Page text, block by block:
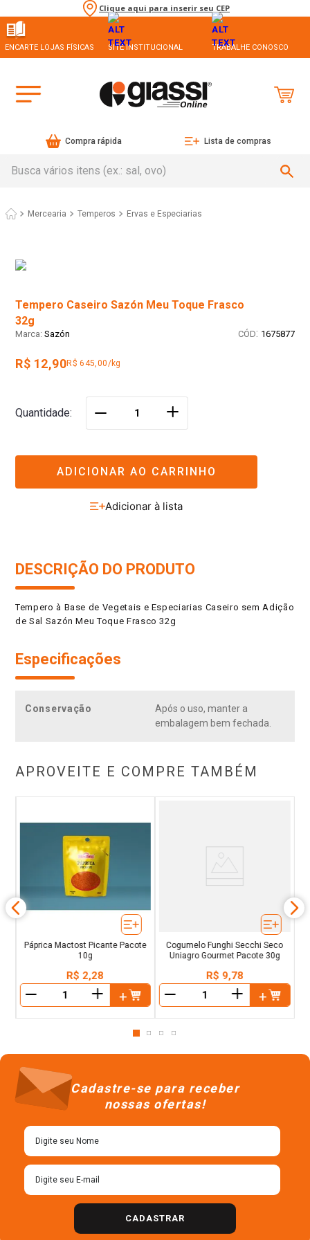
Clique aqui para inserir seu CEP
ENCARTE LOJAS FÍSICAS SITE INSTITUCIONAL TRABALHE CONOSCO
Compra rápida Lista de compras
Mercearia Temperos Ervas e Especiarias
Tempero Caseiro Sazón Meu Toque Frasco
32g
Sazón : 1675877
R$ 12,90R$ 645,00/kg
Quantidade ＋
ADICIONAR AO CARRINHO
DESCRIÇÃO DO PRODUTO
Tempero à Base de Vegetais e Especiarias Caseiro sem Adição
de Sal Sazón Meu Toque Frasco 32g
Especificações
Conservação
Após o uso, manter a
embalagem bem fechada.
APROVEITE E COMPRE TAMBÉM
Páprica Mactost Picante Pacote
10g
R$ 2,28
＋
Cogumelo Funghi Secchi Seco
Uniagro Gourmet Pacote 30g
R$ 9,78
＋
Cadastre-se para receber
nossas ofertas!
CADASTRAR